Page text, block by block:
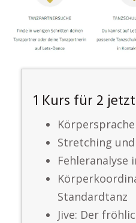
1 Kurs für 2
Stretching
Fehleranalyse
Standardtanz
Jive: Der